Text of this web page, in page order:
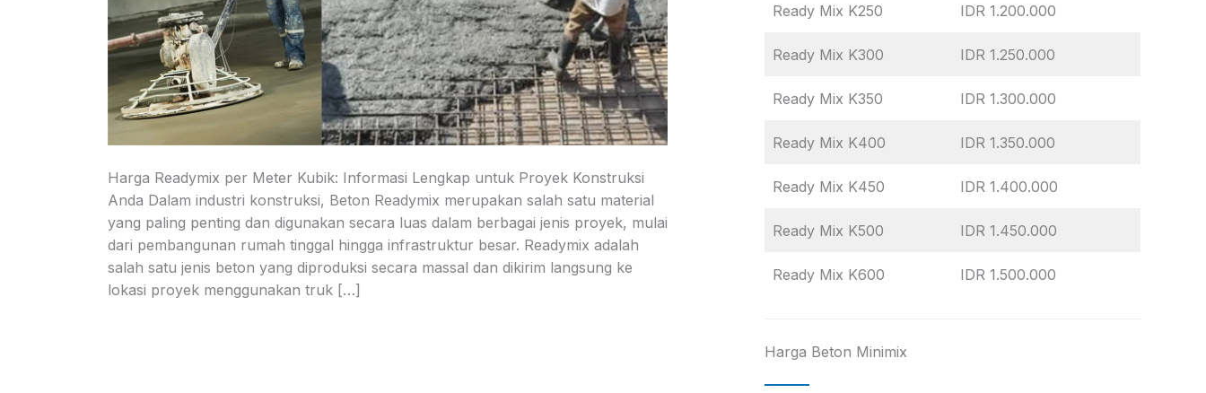
Harga Readymix per Meter Kubik: Informasi Lengkap untuk Proyek Konstruksi
Anda Dalam industri konstruksi, Beton Readymix merupakan salah satu material
yang paling penting dan digunakan secara luas dalam berbagai jenis proyek, mulai
dari pembangunan rumah tinggal hingga infrastruktur besar. Readymix adalah
salah satu jenis beton yang diproduksi secara massal dan dikirim langsung ke
lokasi proyek menggunakan truk […]
Ready Mix K250 IDR 1.200.000
Ready Mix K300 IDR 1.250.000
Ready Mix K350 IDR 1.300.000
Ready Mix K400 IDR 1.350.000
Ready Mix K450 IDR 1.400.000
Ready Mix K500 IDR 1.450.000
Ready Mix K600 IDR 1.500.000
Harga Beton Minimix